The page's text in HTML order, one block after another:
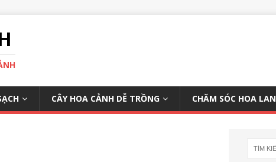
CÂY HOA CẢNH DỄ TRỒNG CHĂM SÓC HOA LAN